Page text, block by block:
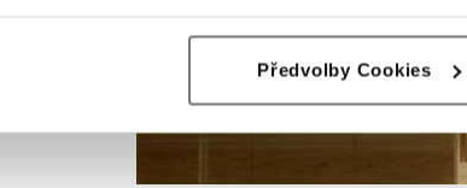
Předvolby Cookies